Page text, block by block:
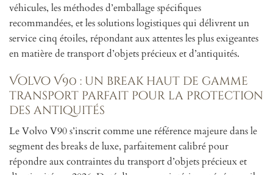
véhicules, les méthodes d’emballage spécifiques
recommandées, et les solutions logistiques qui délivrent un
service cinq étoiles, répondant aux attentes les plus exigeantes
en matière de transport d’objets précieux et d’antiquités.
Volvo V90 : un break haut de gamme
transport parfait pour la protection
des antiquités
Le Volvo V90 s’inscrit comme une référence majeure dans le
segment des breaks de luxe, parfaitement calibré pour
répondre aux contraintes du transport d’objets précieux et